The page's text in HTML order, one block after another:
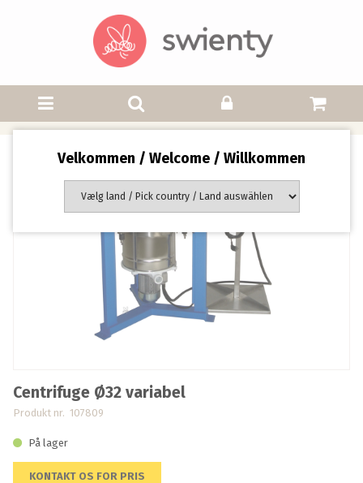
Velkommen / Welcome / Willkommen
Centrifuge Ø32 variabel
Produkt nr. 107809
På lager
KONTAKT OS FOR PRIS